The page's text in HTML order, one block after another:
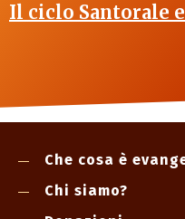
Il ciclo Santorale
Che cosa è
Chi siamo?